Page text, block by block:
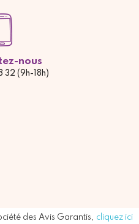
nous
32 (9h-18h)
des Avis Garantis, cliquez ici